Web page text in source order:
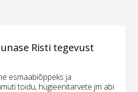
Risti tegevust
esmaabiõppeks ja
toidu, hügieenitarvete jm abi